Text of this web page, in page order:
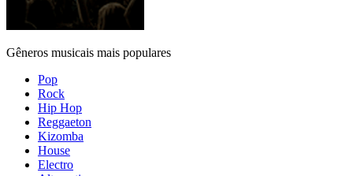
Gêneros musicais mais populares
Pop
Rock
Hip Hop
Reggaeton
Kizomba
House
Electro